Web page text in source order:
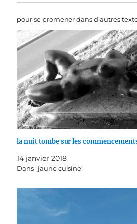
pour se promener dans d'autres
la nuit tombe sur les
14 janvier 2018
Dans "jaune cuisine"